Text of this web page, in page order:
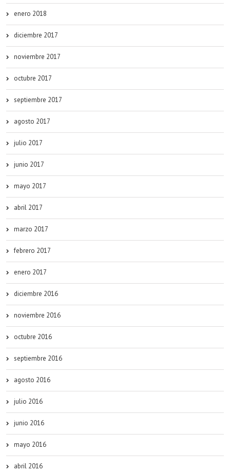
enero 2018
diciembre 2017
noviembre 2017
octubre 2017
septiembre 2017
agosto 2017
julio 2017
junio 2017
mayo 2017
abril 2017
marzo 2017
febrero 2017
enero 2017
diciembre 2016
noviembre 2016
octubre 2016
septiembre 2016
agosto 2016
julio 2016
junio 2016
mayo 2016
abril 2016